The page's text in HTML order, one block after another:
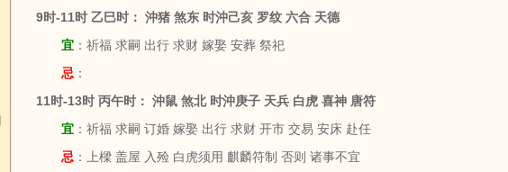
9时-11时 乙巳时： 沖猪 煞东 时沖己亥 罗纹 六合 天德
宜 ：祈福 求嗣 出行 求财 嫁娶 安葬 祭祀
忌 ：
11时-13时 丙午时： 沖鼠 煞北 时沖庚子 天兵 白虎 喜神 唐符
宜 ：祈福 求嗣 订婚 嫁娶 出行 求财 开市 交易 安床 赴任
忌 ：上樑 盖屋 入殓 白虎须用 麒麟符制 否则 诸事不宜